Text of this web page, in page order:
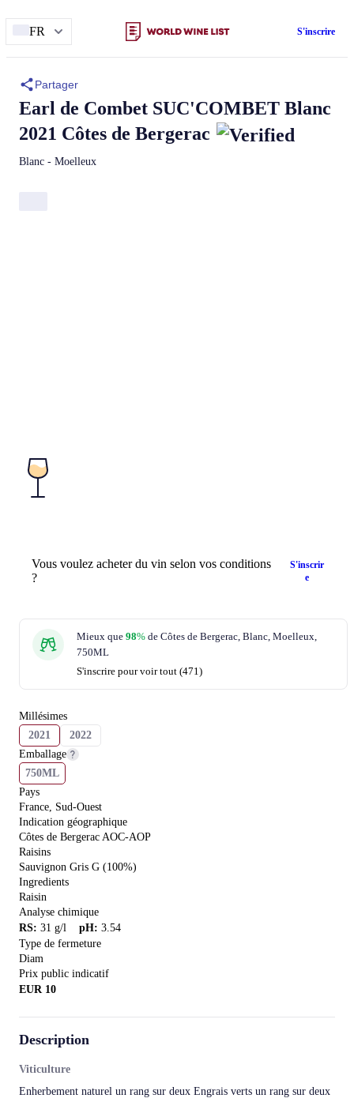
FR S'inscrire
Vous voulez acheter du vin selon vos conditions
?
S'inscrir
e
Mieux que 98% de Côtes de Bergerac, Blanc, Moelleux,
750ML
S'inscrire pour voir tout (471)
Millésimes
2021
2022
Emballage
750ML
Pays
France, Sud-Ouest
Indication géographique
Côtes de Bergerac AOC-AOP
Raisins
Sauvignon Gris G (100%)
Ingredients
Raisin
Analyse chimique
RS: 31 g/l pH: 3.54
Type de fermeture
Diam
Prix public indicatif
EUR 10
Partager
Earl de Combet SUC'COMBET Blanc
2021 Côtes de Bergerac
Blanc - Moelleux
Description
Viticulture
Enherbement naturel un rang sur deux Engrais verts un rang sur deux